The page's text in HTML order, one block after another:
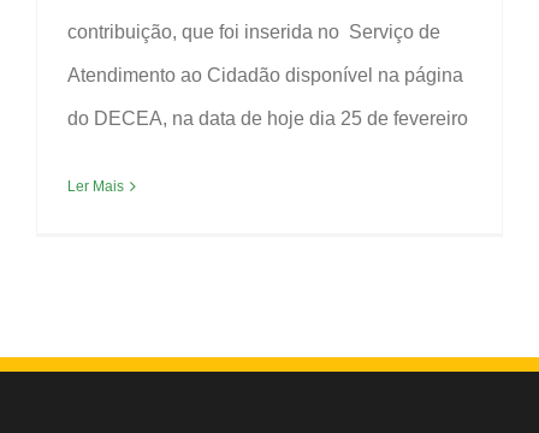
contribuição, que foi inserida no Serviço de
Atendimento ao Cidadão disponível na página
do DECEA, na data de hoje dia 25 de fevereiro
Ler Mais